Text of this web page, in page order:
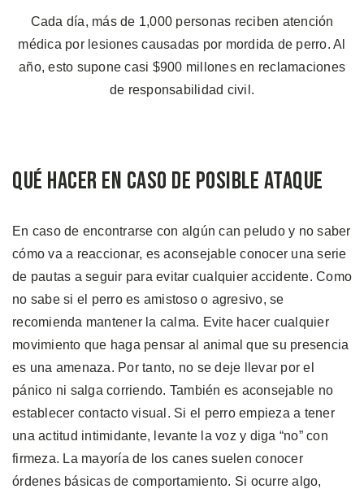
Cada día, más de 1,000 personas reciben atención
médica por lesiones causadas por mordida de perro. Al
año, esto supone casi $900 millones en reclamaciones
de responsabilidad civil.
Qué Hacer en Caso de Posible Ataque
En caso de encontrarse con algún can peludo y no saber
cómo va a reaccionar, es aconsejable conocer una serie
de pautas a seguir para evitar cualquier accidente. Como
no sabe si el perro es amistoso o agresivo, se
recomienda mantener la calma. Evite hacer cualquier
movimiento que haga pensar al animal que su presencia
es una amenaza. Por tanto, no se deje llevar por el
pánico ni salga corriendo. También es aconsejable no
establecer contacto visual. Si el perro empieza a tener
una actitud intimidante, levante la voz y diga “no” con
firmeza. La mayoría de los canes suelen conocer
órdenes básicas de comportamiento. Si ocurre algo,